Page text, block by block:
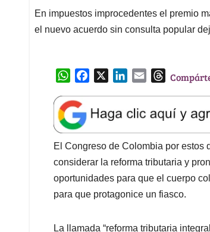
En impuestos improcedentes el premio
el nuevo acuerdo sin consulta popular
W
a
t
s
A
p
p
e
b
o
o
k
k
e
d
I
n
l
T
e
a
d
s
El Congreso de Colombia por estos
considerar la reforma tributaria y
oportunidades para que el cuerpo
para que protagonice un fiasco.
La llamada “reforma tributaria